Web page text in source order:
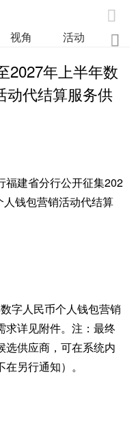

视角 活动 业

2027年上半年数
动代结算服务供
福建省分行公开征集202
钱包营销活动代结算
字人民币个人钱包营销
求详见附件。注：最终
选供应商，可在系统内
另行通知）。